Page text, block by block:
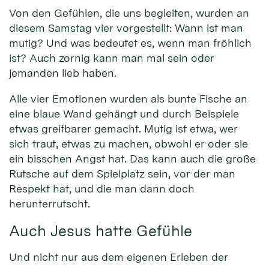
Von den Gefühlen, die uns begleiten, wurden an
diesem Samstag vier vorgestellt: Wann ist man
mutig? Und was bedeutet es, wenn man fröhlich
ist? Auch zornig kann man mal sein oder
jemanden lieb haben.
Alle vier Emotionen wurden als bunte Fische an
eine blaue Wand gehängt und durch Beispiele
etwas greifbarer gemacht. Mutig ist etwa, wer
sich traut, etwas zu machen, obwohl er oder sie
ein bisschen Angst hat. Das kann auch die große
Rutsche auf dem Spielplatz sein, vor der man
Respekt hat, und die man dann doch
herunterrutscht.
Auch Jesus hatte Gefühle
Und nicht nur aus dem eigenen Erleben der